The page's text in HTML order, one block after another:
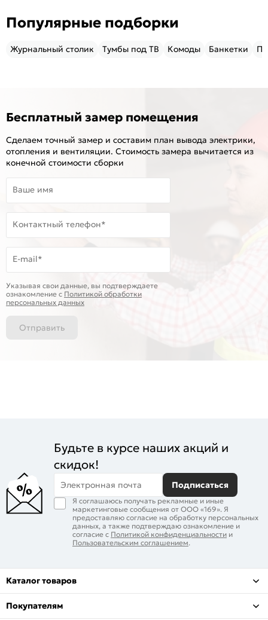
Популярные подборки
Журнальный столик Тумбы под ТВ Комоды Банкетки
Бесплатный замер помещения
Сделаем точный замер и составим план вывода электрики,
отопления и вентиляции. Стоимость замера вычитается из
конечной стоимости сборки
Ваше имя
Контактный телефон*
E-mail*
Указывая свои данные, вы подтверждаете
ознакомление c Политикой обработки
персональных данных
Отправить
Будьте в курсе наших акций и
скидок!
Электронная почта Подписаться
Я соглашаюсь получать рекламные и иные
маркетинговые сообщения от ООО «169». Я
предоставляю согласие на обработку персональных
данных, а также подтверждаю ознакомление и
согласие с Политикой конфиденциальности и
Пользовательским соглашением.
Каталог товаров
Покупателям